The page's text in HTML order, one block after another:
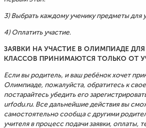
3) Выбрать каждому ученику предметы для
4) Оплатить участие.
ЗАЯВКИ НА УЧАСТИЕ В ОЛИМПИАДЕ
КЛАССОВ ПРИНИМАЮТСЯ ТОЛЬКО ОТ
Если вы родитель, и ваш ребёнок хочет
Олимпиаде, пожалуйста, обратитесь к
постарайтесь убедить его
urfodu.ru. Все дальнейшие действия вы
самостоятельно сообща с другими
учителя в процесс подачи заявки, оплаты,